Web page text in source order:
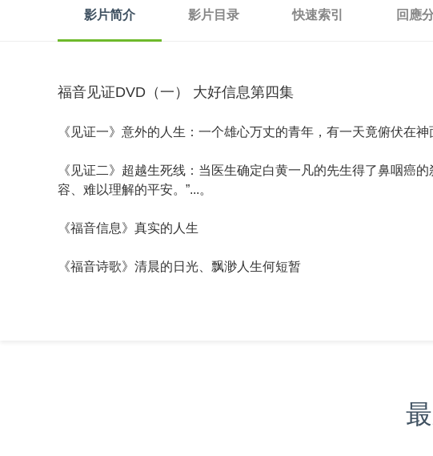
影片简介 影片目录 快速索引 回應
福音见证DVD（一） 大好信息第四集
《见证一》意外的人生：一个雄心万丈的青年，有一天竟俯伏在
《见证二》超越生死线：当医生确定白黄一凡的先生得了鼻咽癌
容、难以理解的平安。”...。
《福音信息》真实的人生
《福音诗歌》清晨的日光、飘渺人生何短暂